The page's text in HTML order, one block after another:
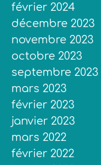
février 2024
décembre 2023
novembre 2023
octobre 2023
septembre 2023
mars 2023
février 2023
janvier 2023
mars 2022
février 2022